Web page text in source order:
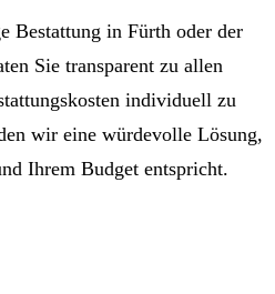
Bestattung in Fürth oder der
Sie transparent zu allen
individuell zu
wir eine würdevolle Lösung,
Ihrem Budget entspricht.